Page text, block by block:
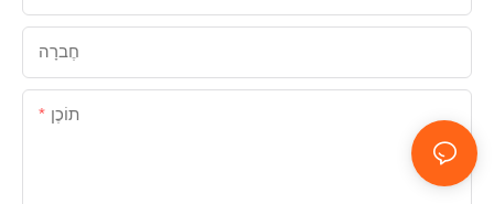
חֶברָה
תוֹכֶן